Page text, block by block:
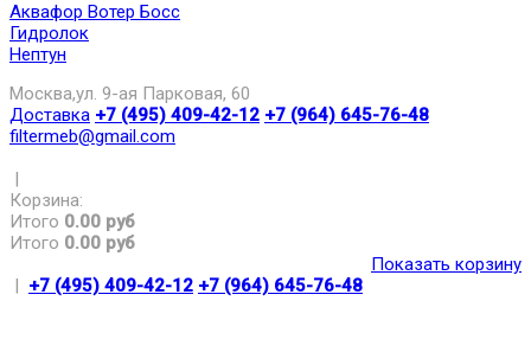
Аквафор Вотер Босс
Гидролок
Нептун
Москва,ул. 9-ая Парковая, 60
Доставка +7 (495) 409-42-12 +7 (964) 645-76-48
filtermeb@gmail.com
|
Корзина:
Итого 0.00 руб
Итого 0.00 руб
Показать корзину
| +7 (495) 409-42-12 +7 (964) 645-76-48